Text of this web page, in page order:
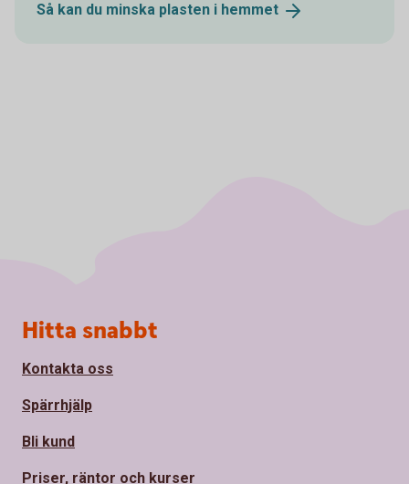
Så kan du minska plasten i hemmet
Sidfot
Hitta snabbt
Kontakta oss
Spärrhjälp
Bli kund
Priser, räntor och kurser